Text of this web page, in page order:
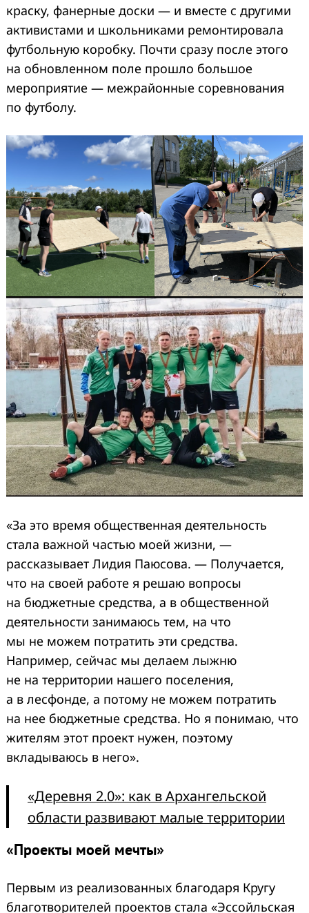
краску, фанерные доски — и вместе с другими
активистами и школьниками ремонтировала
футбольную коробку. Почти сразу после этого
на обновленном поле прошло большое
мероприятие — межрайонные соревнования
по футболу.
«За это время общественная деятельность
стала важной частью моей жизни, —
рассказывает Лидия Паюсова. — Получается,
что на своей работе я решаю вопросы
на бюджетные средства, а в общественной
деятельности занимаюсь тем, на что
мы не можем потратить эти средства.
Например, сейчас мы делаем лыжню
не на территории нашего поселения,
а в лесфонде, а потому не можем потратить
на нее бюджетные средства. Но я понимаю, что
жителям этот проект нужен, поэтому
вкладываюсь в него».
«Деревня 2.0»: как в Архангельской
области развивают малые территории
«Проекты моей мечты»
Первым из реализованных благодаря Кругу
благотворителей проектов стала «Эссойльская
Search
for: